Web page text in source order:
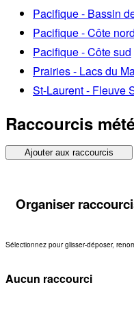
Pacifique - Bassin
Pacifique - Côte nord
Pacifique - Côte sud
Prairies - Lacs du
St-Laurent - Fleuve
Raccourcis
Ajouter aux raccourcis
Organiser
Sélectionnez pour glisser-déposer,
Aucun raccourci